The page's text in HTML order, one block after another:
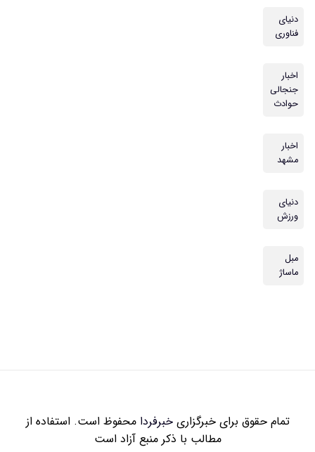
دنیای
فناوری
اخبار
جنجالی
حوادث
اخبار
مشهد
دنیای
ورزش
مبل
ماساژ
تمام حقوق برای خبرگزاریخبرفردامحفوظ است. استفاده از
مطالب با ذکر منبع آزاد است